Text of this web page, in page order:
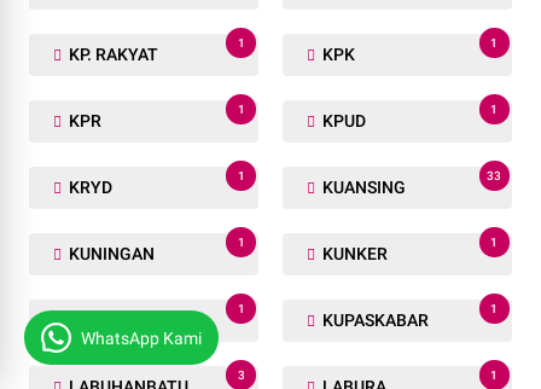
KP. RAKYAT
1
KPK
1
KPR
1
KPUD
1
KRYD
1
KUANSING
33
KUNINGAN
1
KUNKER
1
KUPANG
1
KUPASKABAR
1
3 1
WhatsApp Kami